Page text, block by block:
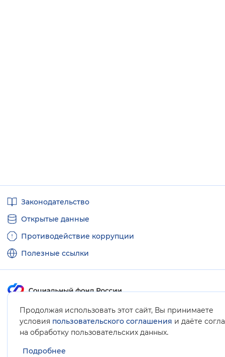
Продолжая использовать этот сайт, Вы принимаете
условия пользовательского соглашения и даёте
на обработку пользовательских данных.
Подробнее
ссылкиЗаконодательство
Открытые данные
Противодействие коррупции
Полезные ссылки
Карта сайта